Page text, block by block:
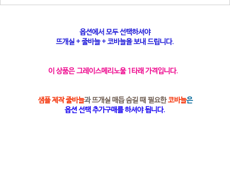
옵션에서 모두 선택하셔야
뜨개실 + 줄바늘 + 코바늘을 보내 드립니다.
이 상품은 그레이스메리노울 1타래 가격입니다.
샘플 제작 줄바늘과뜨개실 매듭 숨길 때 필요한코바늘은
옵션 선택 추가구매를 하셔야 됩니다.